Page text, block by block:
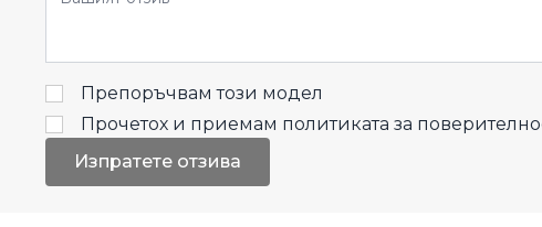
Препоръчвам този модел
Прочетох и приемам политиката за
Изпратете отзива